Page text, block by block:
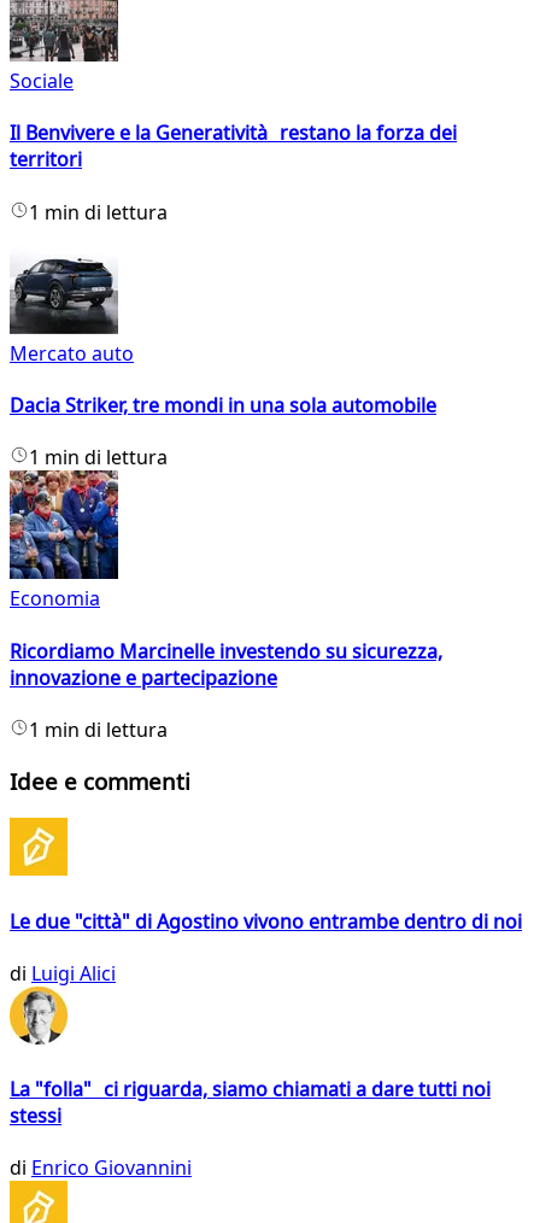
Sociale
Il Benvivere e la Generatività restano la forza dei
territori
1 min di lettura
Mercato auto
Dacia Striker, tre mondi in una sola automobile
1 min di lettura
Economia
Ricordiamo Marcinelle investendo su sicurezza,
innovazione e partecipazione
1 min di lettura
Idee e commenti
Le due "città" di Agostino vivono entrambe dentro di noi
di Luigi Alici
La "folla" ci riguarda, siamo chiamati a dare tutti noi
stessi
di Enrico Giovannini